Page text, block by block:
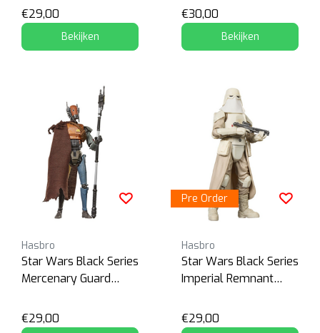
Mouse Droid
€29,00
Bekijken
€30,00
Bekijken
Hasbro
Star Wars Black Series
Mercenary Guard
€29,00
Pre Order
Hasbro
Star Wars Black Series
Imperial Remnant
€29,00